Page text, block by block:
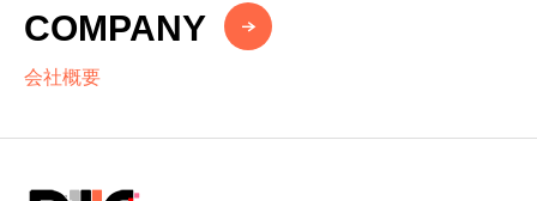
COMPANY
会社概要